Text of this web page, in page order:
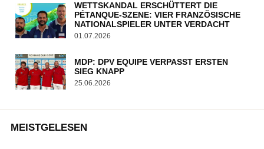
WETTSKANDAL ERSCHÜTTERT DIE
PÉTANQUE-SZENE: VIER FRANZÖSISCHE
NATIONALSPIELER UNTER VERDACHT
01.07.2026
MDP: DPV EQUIPE VERPASST ERSTEN
SIEG KNAPP
25.06.2026
MEISTGELESEN